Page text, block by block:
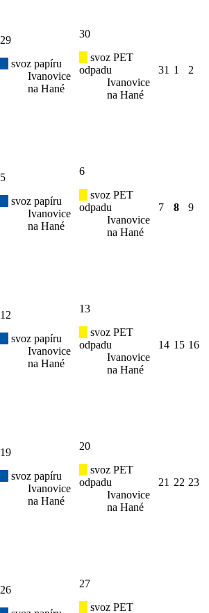
29
svoz papíru
Ivanovice
na Hané
30
svoz PET
odpadu
Ivanovice
na Hané
31 1 2
5
svoz papíru
Ivanovice
na Hané
6
svoz PET
odpadu
Ivanovice
na Hané
7 8 9
12
svoz papíru
Ivanovice
na Hané
13
svoz PET
odpadu
Ivanovice
na Hané
14 15 16
19
svoz papíru
Ivanovice
na Hané
20
svoz PET
odpadu
Ivanovice
na Hané
21 22 23
26
27
svoz PET